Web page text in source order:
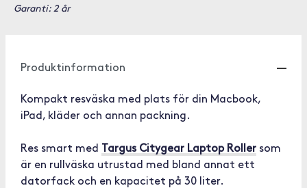
Garanti: 2 år
Produktinformation
Kompakt resväska med plats för din Macbook,
iPad, kläder och annan packning.
Res smart med Targus Citygear Laptop Roller som
är en rullväska utrustad med bland annat ett
datorfack och en kapacitet på 30 liter.